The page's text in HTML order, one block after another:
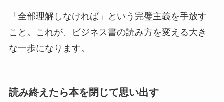
「全部理解しなければ」という完璧主義を手放す
こと。これが、ビジネス書の読み方を変える大き
な一歩になります。
読み終えたら本を閉じて思い出す